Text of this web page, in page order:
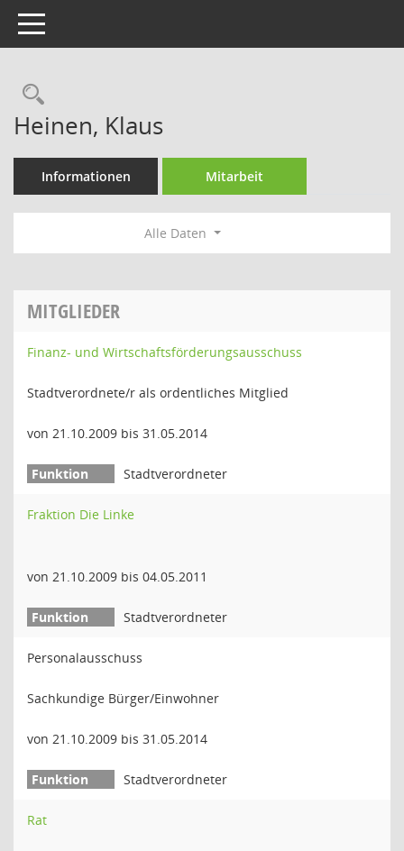
Toggle navigation
Rechercheauswahl
Heinen, Klaus
Informationen Mitarbeit
Alle Daten
MITGLIEDER
Finanz- und Wirtschaftsförderungsausschuss
Stadtverordnete/r als ordentliches Mitglied
von 21.10.2009 bis 31.05.2014
Stadtverordneter
Fraktion Die Linke
von 21.10.2009 bis 04.05.2011
Stadtverordneter
Personalausschuss
Sachkundige Bürger/Einwohner
von 21.10.2009 bis 31.05.2014
Stadtverordneter
Rat